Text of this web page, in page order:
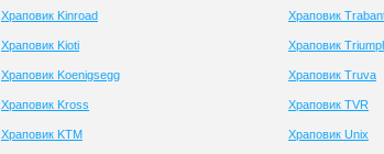
Храповик Kinroad
Храповик Kioti
Храповик Koenigsegg
Храповик Kross
Храповик KTM
Храповик
Храповик
Храповик Truva
Храповик TVR
Храповик Unix